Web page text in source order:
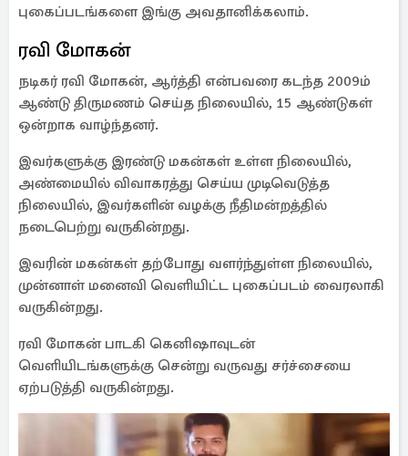
புகைப்படங்களை இங்கு அவதானிக்கலாம்.
ரவி மோகன்
நடிகர் ரவி மோகன், ஆர்த்தி என்பவரை கடந்த 2009ம்
ஆண்டு திருமணம் செய்த நிலையில், 15 ஆண்டுகள்
ஒன்றாக வாழ்ந்தனர்.
இவர்களுக்கு இரண்டு மகன்கள் உள்ள நிலையில்,
அண்மையில் விவாகரத்து செய்ய முடிவெடுத்த
நிலையில், இவர்களின் வழக்கு நீதிமன்றத்தில்
நடைபெற்று வருகின்றது.
இவரின் மகன்கள் தற்போது வளர்ந்துள்ள நிலையில்,
முன்னாள் மனைவி வெளியிட்ட புகைப்படம் வைரலாகி
வருகின்றது.
ரவி மோகன் பாடகி கெனிஷாவுடன்
வெளியிடங்களுக்கு சென்று வருவது சர்ச்சையை
ஏற்படுத்தி வருகின்றது.